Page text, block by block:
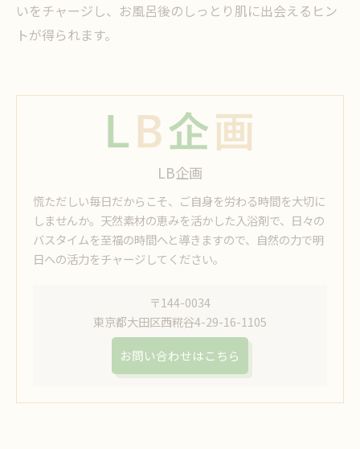
いをチャージし、お風呂後のしっとり肌に出会えるヒン
トが得られます。
LB企画
慌ただしい毎日だからこそ、ご自身を労わる時間を大切に
しませんか。天然素材の恵みを活かした入浴剤で、日々の
バスタイムを至福の時間へと導きますので、自然の力で明
日への活力をチャージしてください。
〒144-0034
東京都大田区西糀谷4-29-16-1105
お問い合わせはこちら